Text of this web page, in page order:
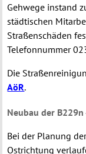
Gehwege instand
städtischen
Straßenschäden
Telefonnummer
Die
AöR.
Neubau der
Bei der Planung
Ostrichtung